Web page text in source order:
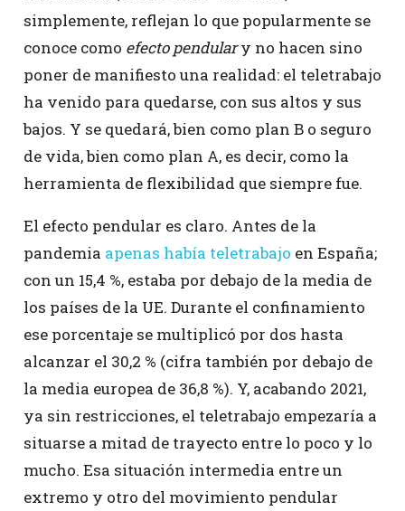
simplemente, reflejan lo que popularmente se
conoce como efecto pendulary no hacen sino
poner de manifiesto una realidad: el teletrabajo
ha venido para quedarse, con sus altos y sus
bajos. Y se quedará, bien como plan B o seguro
de vida, bien como plan A, es decir, como la
herramienta de flexibilidad que siempre fue.
El efecto pendular es claro. Antes de la
pandemia apenas había teletrabajo en España;
con un 15,4 %, estaba por debajo de la media de
los países de la UE. Durante el confinamiento
ese porcentaje se multiplicó por dos hasta
alcanzar el 30,2 % (cifra también por debajo de
la media europea de 36,8 %). Y, acabando 2021,
ya sin restricciones, el teletrabajo empezaría a
situarse a mitad de trayecto entre lo poco y lo
mucho. Esa situación intermedia entre un
extremo y otro del movimiento pendular